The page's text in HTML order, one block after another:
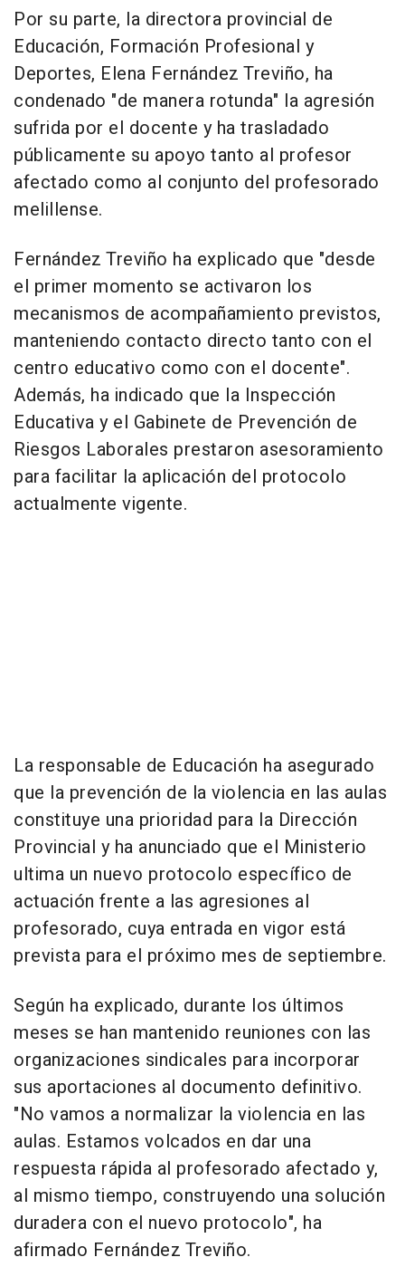
Por su parte, la directora provincial de
Educación, Formación Profesional y
Deportes, Elena Fernández Treviño, ha
condenado "de manera rotunda" la agresión
sufrida por el docente y ha trasladado
públicamente su apoyo tanto al profesor
afectado como al conjunto del profesorado
melillense.
Fernández Treviño ha explicado que "desde
el primer momento se activaron los
mecanismos de acompañamiento previstos,
manteniendo contacto directo tanto con el
centro educativo como con el docente".
Además, ha indicado que la Inspección
Educativa y el Gabinete de Prevención de
Riesgos Laborales prestaron asesoramiento
para facilitar la aplicación del protocolo
actualmente vigente.
La responsable de Educación ha asegurado
que la prevención de la violencia en las aulas
constituye una prioridad para la Dirección
Provincial y ha anunciado que el Ministerio
ultima un nuevo protocolo específico de
actuación frente a las agresiones al
profesorado, cuya entrada en vigor está
prevista para el próximo mes de septiembre.
Según ha explicado, durante los últimos
meses se han mantenido reuniones con las
organizaciones sindicales para incorporar
sus aportaciones al documento definitivo.
"No vamos a normalizar la violencia en las
aulas. Estamos volcados en dar una
respuesta rápida al profesorado afectado y,
al mismo tiempo, construyendo una solución
duradera con el nuevo protocolo", ha
afirmado Fernández Treviño.